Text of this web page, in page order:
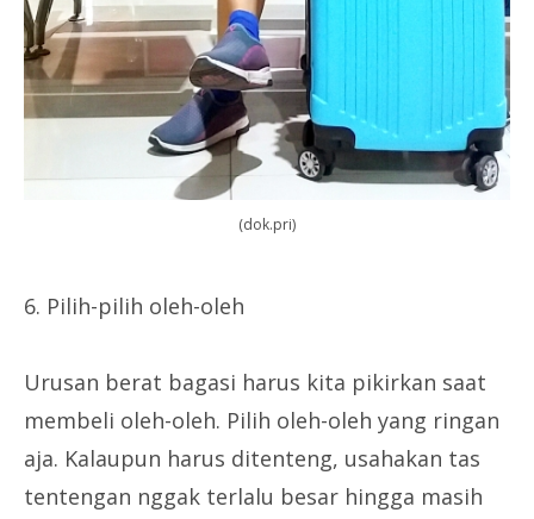
(dok.pri)
6. Pilih-pilih oleh-oleh
Urusan berat bagasi harus kita pikirkan saat
membeli oleh-oleh. Pilih oleh-oleh yang ringan
aja. Kalaupun harus ditenteng, usahakan tas
tentengan nggak terlalu besar hingga masih